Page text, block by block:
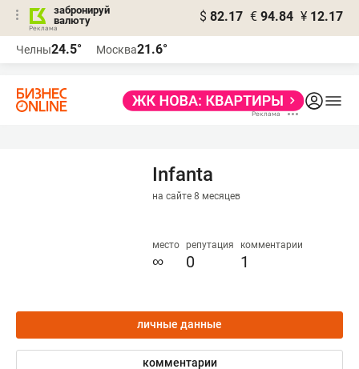
забронируй
валюту
$ 82.17 € 94.84 ¥ 12.17
Челны24.5° Москва21.6°
Infanta
на сайте 8 месяцев
место
∞
репутация
0
комментарии
1
личные данные
комментарии